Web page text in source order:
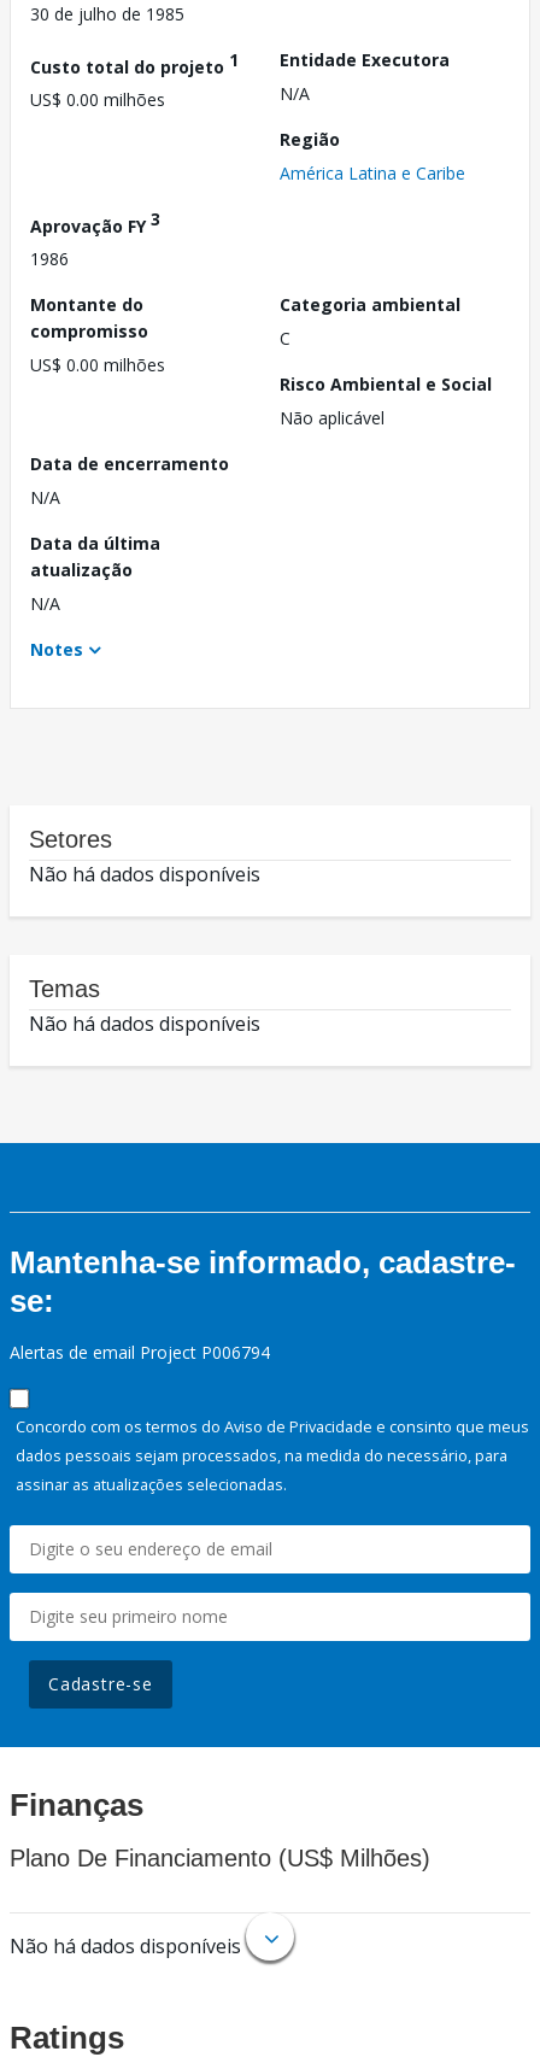
30 de julho de 1985
Custo total do projeto 1
US$ 0.00 milhões
Entidade Executora
N/A
Região
América Latina e Caribe
Aprovação FY3
1986
Montante do
compromisso
US$ 0.00 milhões
Categoria ambiental
C
Risco Ambiental e Social
Não aplicável
Data de encerramento
N/A
Data da última
atualização
N/A
Notes
Setores
Não há dados disponíveis
Temas
Não há dados disponíveis
Mantenha-se informado, cadastre-
se:
Alertas de email Project P006794
Concordo com os termos do Aviso de Privacidade e consinto que meus
dados pessoais sejam processados, na medida do necessário, para
assinar as atualizações selecionadas.
Cadastre-se
Finanças
Plano De Financiamento (US$ Milhões)
Não há dados disponíveis
Ratings